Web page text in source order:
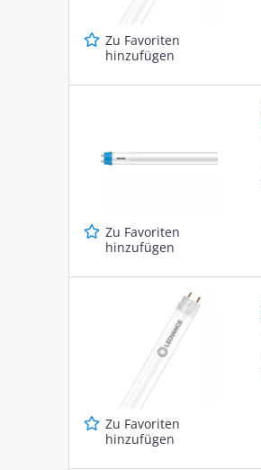
Zu Favoriten
hinzufügen
Zu Favoriten
hinzufügen
Zu Favoriten
hinzufügen